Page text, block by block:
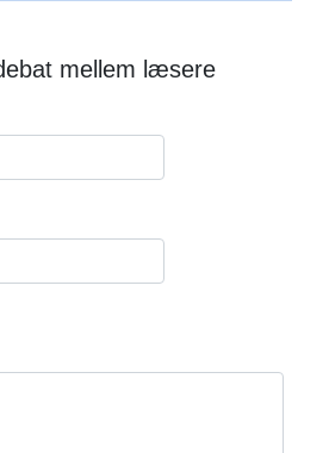
mellem læsere